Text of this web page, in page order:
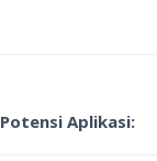
Potensi Aplikasi: